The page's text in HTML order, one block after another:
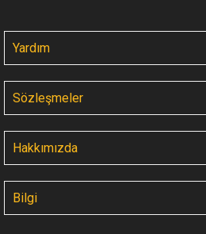
Yardım
Sözleşmeler
Hakkımızda
Bilgi